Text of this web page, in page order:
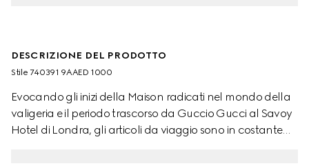
DESCRIZIONE DEL PRODOTTO
Stile ‎740391 9AAED 1000
Evocando gli inizi della Maison radicati nel mondo della
valigeria e il periodo trascorso da Guccio Gucci al Savoy
Hotel di Londra, gli articoli da viaggio sono in costante